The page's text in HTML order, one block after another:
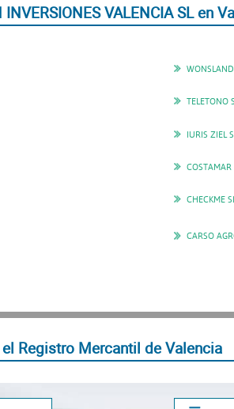
VALENCIA SL en
TELETONO
IURIS ZIEL
CHECKME
CARSO
Registro Mercantil de Valencia